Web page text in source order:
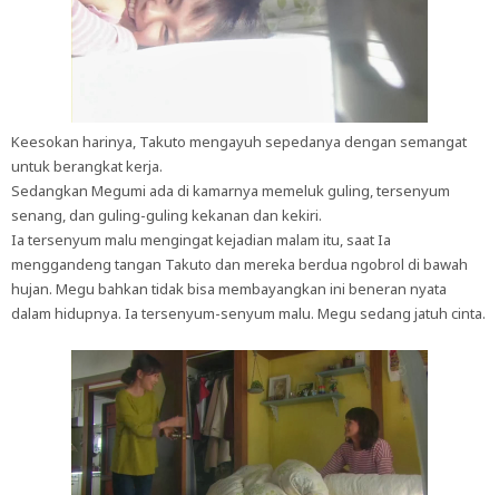
Keesokan harinya, Takuto mengayuh sepedanya dengan semangat
untuk berangkat kerja.
Sedangkan Megumi ada di kamarnya memeluk guling, tersenyum
senang, dan guling-guling kekanan dan kekiri.
Ia tersenyum malu mengingat kejadian malam itu, saat Ia
menggandeng tangan Takuto dan mereka berdua ngobrol di bawah
hujan. Megu bahkan tidak bisa membayangkan ini beneran nyata
dalam hidupnya. Ia tersenyum-senyum malu. Megu sedang jatuh cinta.